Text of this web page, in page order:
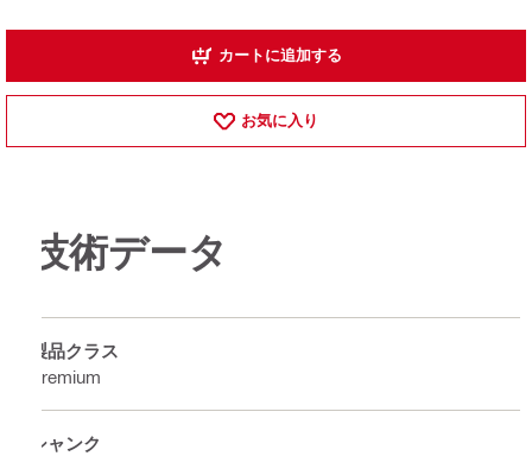
カートに追加する
お気に入り
技術データ
製品クラス
Premium
シャンク